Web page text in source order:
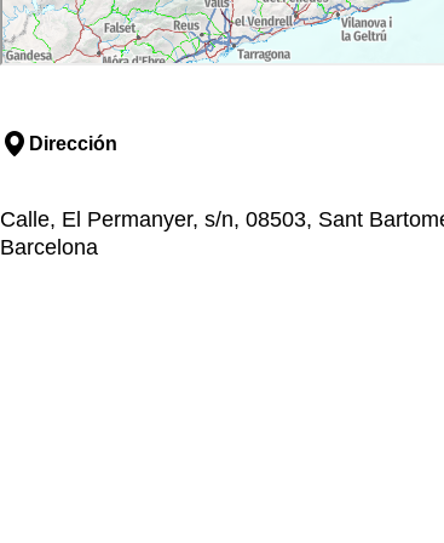
Dirección
Calle, El Permanyer, s/n, 08503, Sant
Barcelona